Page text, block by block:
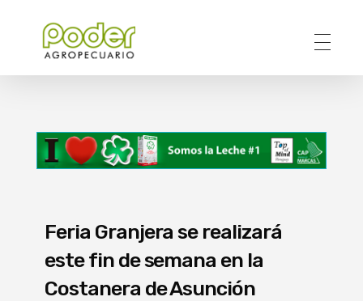
Feria Granjera se realizará
este fin de semana en la
Costanera de Asunción